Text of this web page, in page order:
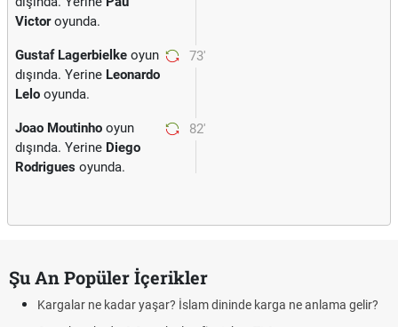
Victoroyunda.
73'
Gustaf Lagerbielke oyun
dışında. Yerine Leonardo
Lelo oyunda.
82'
Joao Moutinho oyun
dışında. Yerine Diego
Rodrigues oyunda.
Şu An Popüler İçerikler
Kargalar ne kadar yaşar? İslam dininde karga ne anlama gelir?